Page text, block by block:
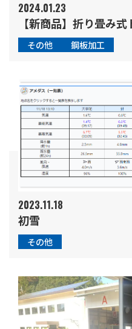
2024.01.23
【新商品】折り畳み
その他 鋼板加工
2023.11.18
初雪
その他